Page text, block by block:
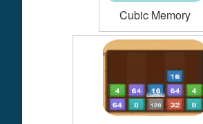
Cubic Memory